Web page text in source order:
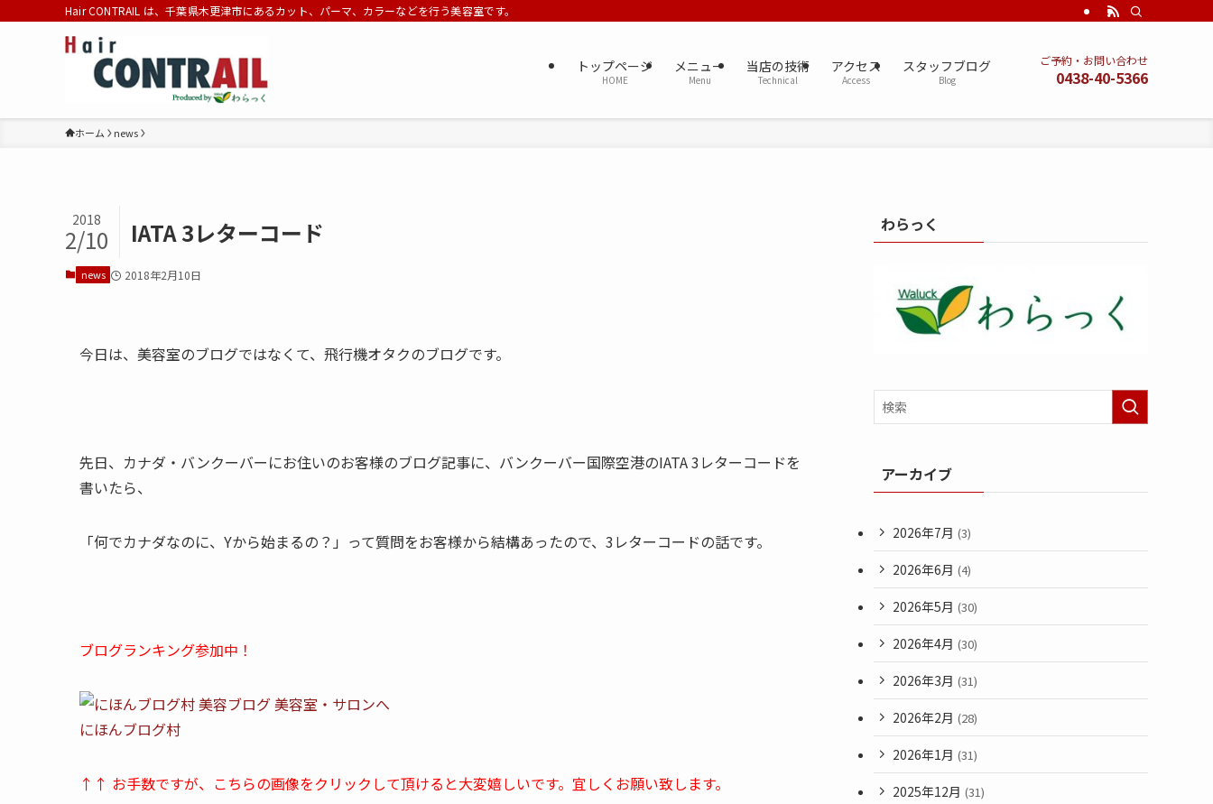
Hair CONTRAIL は、千葉県木更津市にあるカット、パーマ、カラーなどを行う美容室です。
トップページ
HOME
メニュー
Menu
当店の技術
Technical
アクセス
Access
スタッフブログ
Blog
ご予約・お問い合わせ
0438-40-5366
ホーム news
IATA 3レターコード
2018
2/10
news 2018年2月10日
今日は、美容室のブログではなくて、飛行機オタクのブログです。
先日、カナダ・バンクーバーにお住いのお客様のブログ記事に、バンクーバー国際空港のIATA 3レターコードを
書いたら、
「何でカナダなのに、Yから始まるの？」って質問をお客様から結構あったので、3レターコードの話です。
ブログランキング参加中！
にほんブログ村
↑↑ お手数ですが、こちらの画像をクリックして頂けると大変嬉しいです。宜しくお願い致します。
わらっく
アーカイブ
2026年7月 (3)
2026年6月 (4)
2026年5月 (30)
2026年4月 (30)
2026年3月 (31)
2026年2月 (28)
2026年1月 (31)
2025年12月 (31)